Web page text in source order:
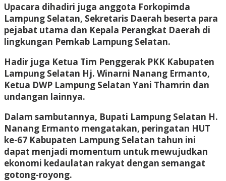
Upacara dihadiri juga anggota Forkopimda
Lampung Selatan, Sekretaris Daerah beserta para
pejabat utama dan Kepala Perangkat Daerah di
lingkungan Pemkab Lampung Selatan.
Hadir juga Ketua Tim Penggerak PKK Kabupaten
Lampung Selatan Hj. Winarni Nanang Ermanto,
Ketua DWP Lampung Selatan Yani Thamrin dan
undangan lainnya.
Dalam sambutannya, Bupati Lampung Selatan H.
Nanang Ermanto mengatakan, peringatan HUT
ke-67 Kabupaten Lampung Selatan tahun ini
dapat menjadi momentum untuk mewujudkan
ekonomi kedaulatan rakyat dengan semangat
gotong-royong.